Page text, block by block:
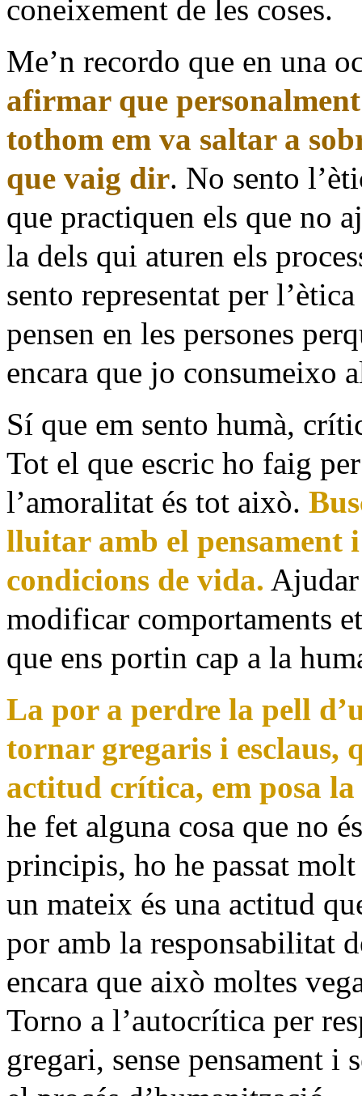
coneixement de les coses.
Me’n recordo que en una
afirmar que
tothom em va saltar a
que vaig dir. No sento
que practiquen els que no
la dels qui aturen els
sento representat per
pensen en les persones
encara que jo consumeixo
Sí que em sento humà,
Tot el que escric ho faig
l’amoralitat és tot això.
lluitar amb el pensament
condicions de vida.
modificar comportaments
que ens portin cap a la
La por a perdre la pell
tornar gregaris i esclaus,
actitud crítica, em posa
he fet alguna cosa que no
principis, ho he passat
un mateix és una actitud
por amb la responsabilitat
encara que això moltes
Torno a l’autocrítica per
gregari, sense pensament i